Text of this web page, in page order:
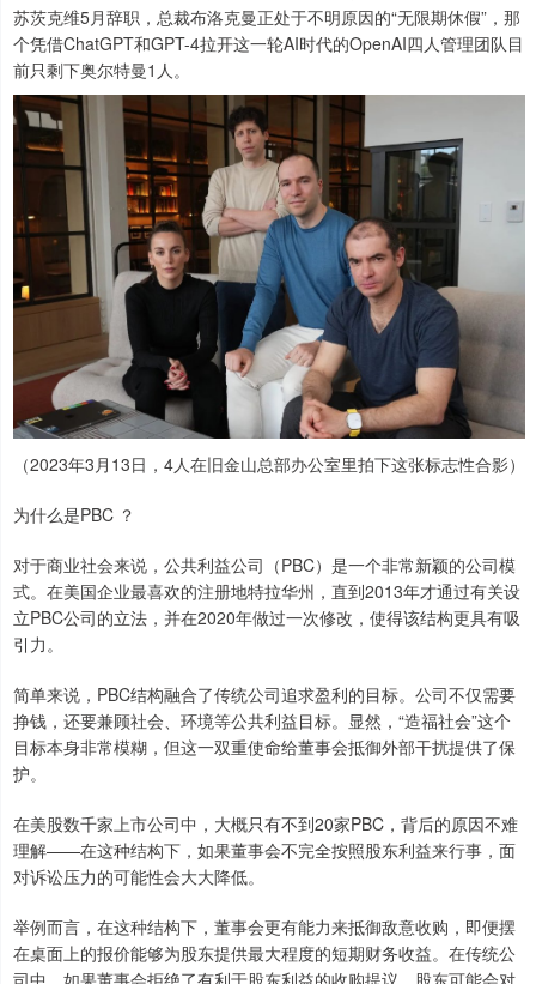
苏茨克维5月辞职，总裁布洛克曼正处于不明原因的“无限期休假”，那
个凭借ChatGPT和GPT-4拉开这一轮AI时代的OpenAI四人管理团队目
前只剩下奥尔特曼1人。
（2023年3月13日，4人在旧金山总部办公室里拍下这张标志性合影）
为什么是PBC ？
对于商业社会来说，公共利益公司（PBC）是一个非常新颖的公司模
式。在美国企业最喜欢的注册地特拉华州，直到2013年才通过有关设
立PBC公司的立法，并在2020年做过一次修改，使得该结构更具有吸
引力。
简单来说，PBC结构融合了传统公司追求盈利的目标。公司不仅需要
挣钱，还要兼顾社会、环境等公共利益目标。显然，“造福社会”这个
目标本身非常模糊，但这一双重使命给董事会抵御外部干扰提供了保
护。
在美股数千家上市公司中，大概只有不到20家PBC，背后的原因不难
理解——在这种结构下，如果董事会不完全按照股东利益来行事，面
对诉讼压力的可能性会大大降低。
举例而言，在这种结构下，董事会更有能力来抵御敌意收购，即便摆
在桌面上的报价能够为股东提供最大程度的短期财务收益。在传统公
司中，如果董事会拒绝了有利于股东利益的收购提议，股东可能会对